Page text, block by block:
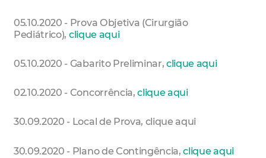
05.10.2020 - Prova Objetiva (Cirurgião
Pediátrico), clique aqui
05.10.2020 - Gabarito Preliminar,clique aqui
02.10.2020 - Concorrência,clique aqui
30.09.2020 - Local de Prova, clique aqui
30.09.2020 - Plano de Contingência,clique aqui